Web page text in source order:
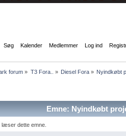
Søg Kalender Medlemmer Log ind
forum » T3 Fora.. » Diesel Fora» Nyindkøbt
Emne: Nyindkøbt
dette emne.